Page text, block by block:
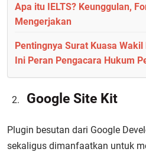
Apa itu IELTS? Keunggulan,
Mengerjakan
Pentingnya Surat Kuasa
Ini Peran Pengacara Hukum
Google Site Kit
Plugin besutan dari Google
sekaligus dimanfaatkan untuk